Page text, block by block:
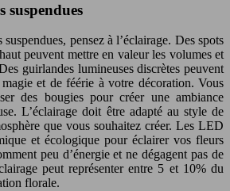
suspendues
pensez à l’éclairage. Des spots
peuvent mettre en valeur les volumes et
guirlandes lumineuses discrètes peuvent
et de féérie à votre décoration. Vous
des bougies pour créer une ambiance
L’éclairage doit être adapté au style de
que vous souhaitez créer. Les LED
et écologique pour éclairer vos fleurs
peu d’énergie et ne dégagent pas de
peut représenter entre 5 et 10% du
florale.